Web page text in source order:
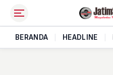
BERANDA HEADLINE